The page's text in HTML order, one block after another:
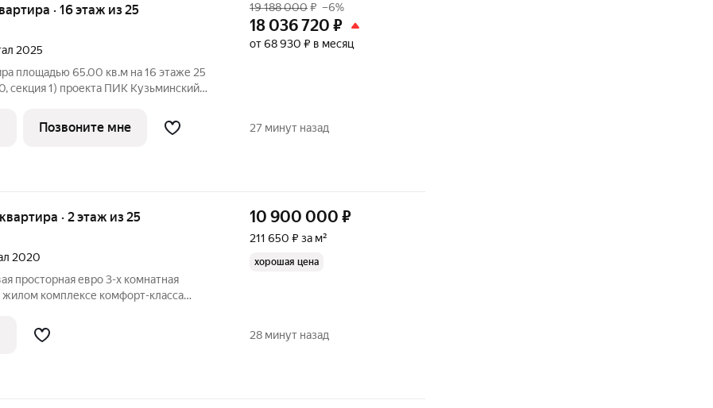
· 16 этаж из 25
2025
площадью 65.00 кв.м на 16 этаже 25
секция 1) проекта ПИК Кузьминский
большие окна, с отделкой. Жилой
19 188 000₽ –6%
18 036 720 ₽
от 68 930 ₽ в месяц
Позвоните мне 27 минут назад
· 2 этаж из 25
2020
просторная евро 3-х комнатная
комплексе комфорт-класса
Квартира с качественной отделкой
10 900 000 ₽
211 650 ₽ за м²
хорошая цена
28 минут назад